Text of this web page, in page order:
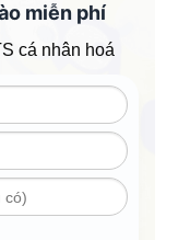
miễn phí
cá nhân hoá